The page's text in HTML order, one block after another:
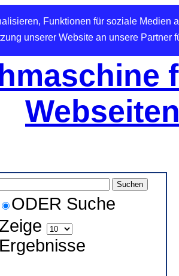
Funktionen für soziale Medien
unserer Website an unsere Partner
ODER Suche
Zeige
Ergebnisse